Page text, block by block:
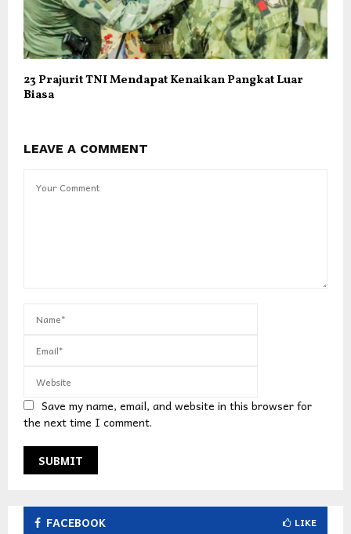
23 Prajurit TNI Mendapat Kenaikan Pangkat Luar
Biasa
LEAVE A COMMENT
Save my name, email, and website in this browser for
the next time I comment.
FACEBOOK LIKE